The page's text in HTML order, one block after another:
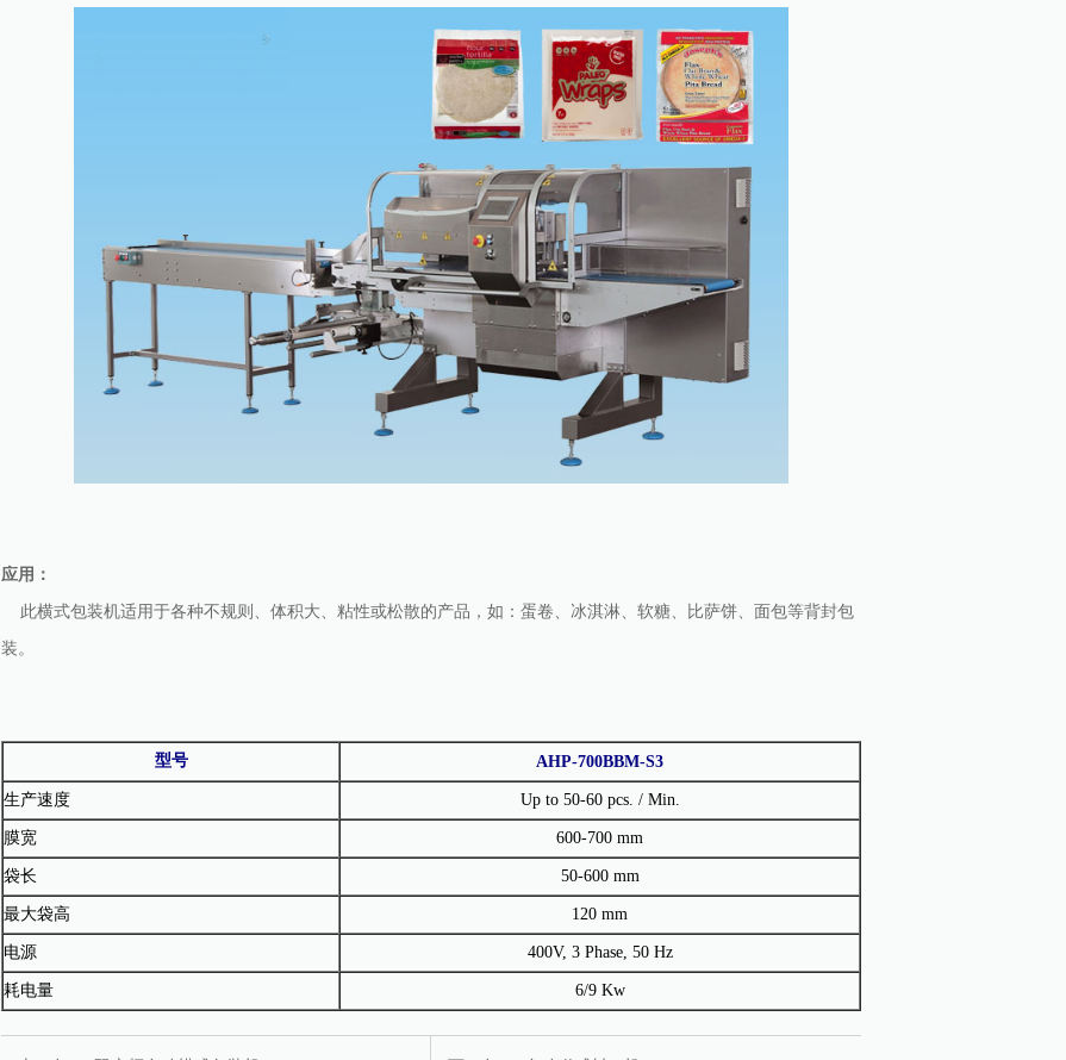
应用：
此横式包装机适用于各种不规则、体积大、粘性或松散的产品，如：蛋卷、冰淇淋、软糖、比萨饼、面包等背封包
装。
型号 AHP-700BBM-S3
生产速度 Up to 50-60 pcs. / Min.
膜宽 600-700 mm
袋长 50-600 mm
最大袋高 120 mm
电源 400V, 3 Phase, 50 Hz
耗电量 6/9 Kw